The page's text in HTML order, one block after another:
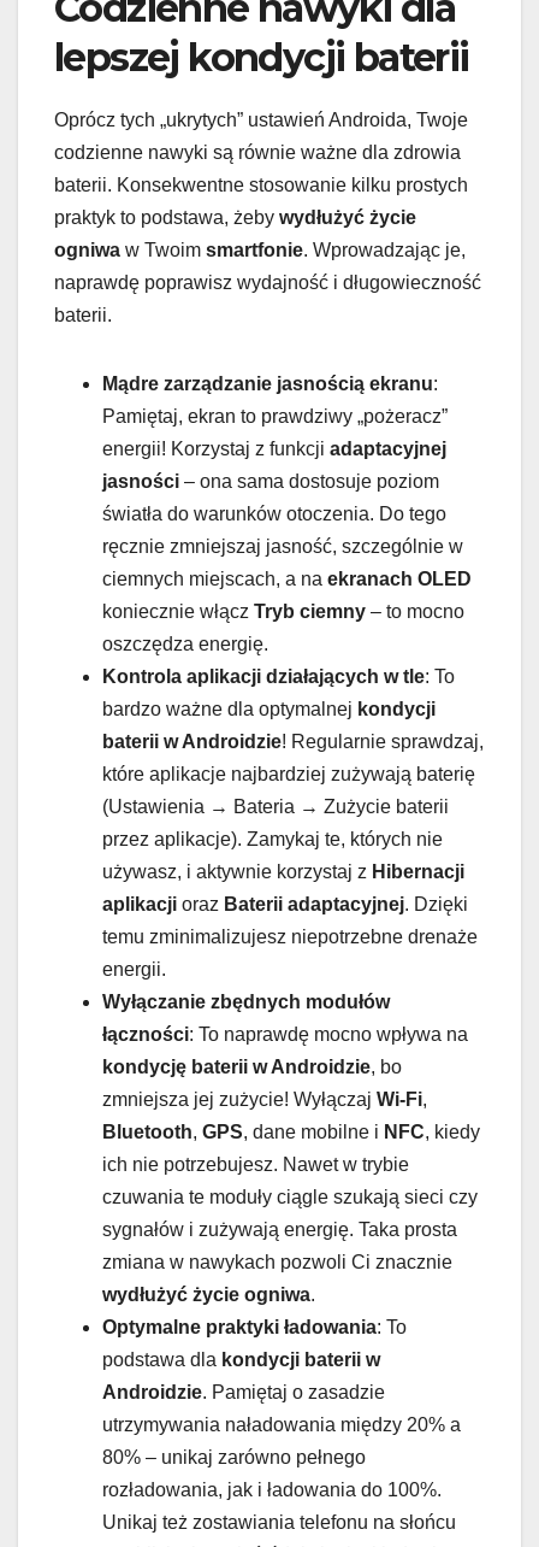
lepszej kondycji baterii
Oprócz tych „ukrytych” ustawień Androida, Twoje
codzienne nawyki są równie ważne dla zdrowia
baterii. Konsekwentne stosowanie kilku prostych
praktyk to podstawa, żeby wydłużyć życie
ogniwa w Twoim smartfonie. Wprowadzając je,
naprawdę poprawisz wydajność i długowieczność
baterii.
Mądre zarządzanie jasnością ekranu:
Pamiętaj, ekran to prawdziwy „pożeracz”
energii! Korzystaj z funkcji adaptacyjnej
jasności – ona sama dostosuje poziom
światła do warunków otoczenia. Do tego
ręcznie zmniejszaj jasność, szczególnie w
ciemnych miejscach, a na ekranach OLED
koniecznie włącz Tryb ciemny – to mocno
oszczędza energię.
Kontrola aplikacji działających w tle: To
bardzo ważne dla optymalnej kondycji
baterii w Androidzie! Regularnie sprawdzaj,
które aplikacje najbardziej zużywają baterię
(Ustawienia → Bateria → Zużycie baterii
przez aplikacje). Zamykaj te, których nie
używasz, i aktywnie korzystaj z Hibernacji
aplikacji oraz Baterii adaptacyjnej. Dzięki
temu zminimalizujesz niepotrzebne drenaże
energii.
Wyłączanie zbędnych modułów
łączności: To naprawdę mocno wpływa na
kondycję baterii w Androidzie, bo
zmniejsza jej zużycie! Wyłączaj Wi-Fi,
Bluetooth, GPS, dane mobilne i NFC, kiedy
ich nie potrzebujesz. Nawet w trybie
czuwania te moduły ciągle szukają sieci czy
sygnałów i zużywają energię. Taka prosta
zmiana w nawykach pozwoli Ci znacznie
wydłużyć życie ogniwa.
Optymalne praktyki ładowania: To
podstawa dla kondycji baterii w
Androidzie. Pamiętaj o zasadzie
utrzymywania naładowania między 20% a
80% – unikaj zarówno pełnego
rozładowania, jak i ładowania do 100%.
Unikaj też zostawiania telefonu na słońcu